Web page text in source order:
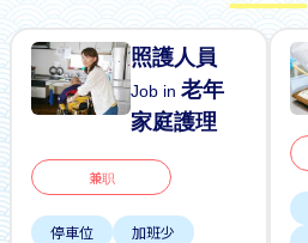
照護人員
Job in老年
家庭護理
兼职
停車位
加班少